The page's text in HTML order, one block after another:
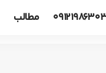
مطالب